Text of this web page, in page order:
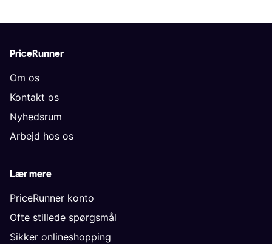
PriceRunner
Om os
Kontakt os
Nyhedsrum
Arbejd hos os
Lær mere
PriceRunner konto
Ofte stillede spørgsmål
Sikker onlineshopping